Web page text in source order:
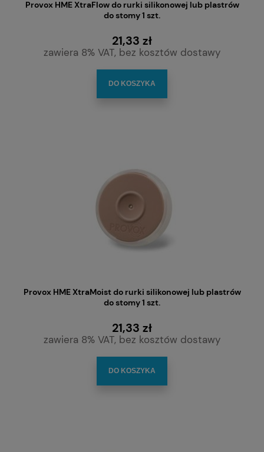
Provox HME XtraFlow do rurki silikonowej lub plastrów
do stomy 1 szt.
21,33 zł
zawiera 8% VAT, bez kosztów dostawy
DO KOSZYKA
Provox HME XtraMoist do rurki silikonowej lub plastrów
do stomy 1 szt.
21,33 zł
zawiera 8% VAT, bez kosztów dostawy
DO KOSZYKA